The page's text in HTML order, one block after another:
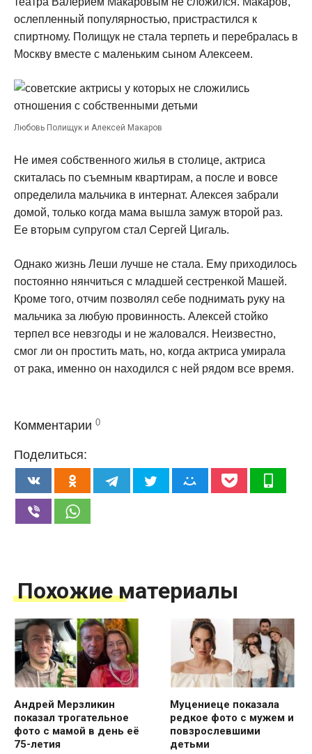
ослепленный популярностью, пристрастился к
спиртному. Полищук не стала терпеть и перебралась в
Москву вместе с маленьким сыном Алексеем.
Любовь Полищук и Алексей Макаров
Не имея собственного жилья в столице, актриса
скиталась по съемным квартирам, а после и вовсе
определила мальчика в интернат. Алексея забрали
домой, только когда мама вышла замуж второй раз.
Ее вторым супругом стал Сергей Цигаль.
Однако жизнь Леши лучше не стала. Ему приходилось
постоянно нянчиться с младшей сестренкой Машей.
Кроме того, отчим позволял себе поднимать руку на
мальчика за любую провинность. Алексей стойко
терпел все невзгоды и не жаловался. Неизвестно,
смог ли он простить мать, но, когда актриса умирала
от рака, именно он находился с ней рядом все время.
Комментарии 0
Поделиться:
Похожие материалы
Андрей Мерзликин
показал трогательное
фото с мамой в день её
75-летия
Муцениеце показала
редкое фото с мужем и
повзрослевшими
детьми